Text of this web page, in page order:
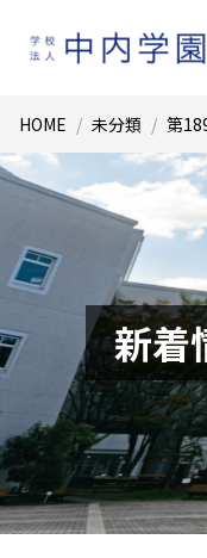
HOME / 未分類 / 第
新着